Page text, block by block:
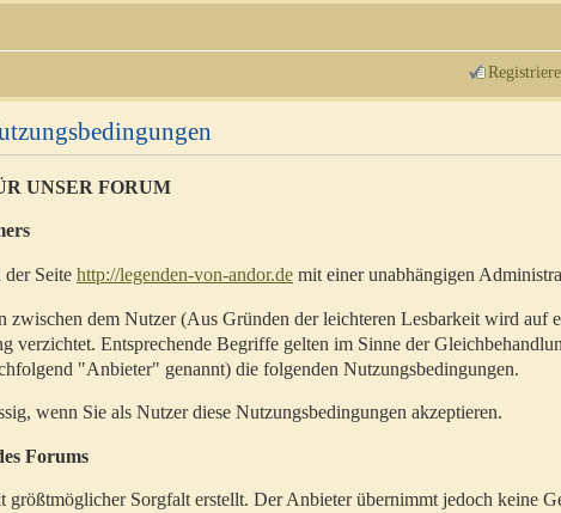
UNSER FORUM
Seite http://legenden-von-andor.de mit einer unabhängigen
zwischen dem Nutzer (Aus Gründen der leichteren Lesbarkeit wird auf
verzichtet. Entsprechende Begriffe gelten im Sinne der
"Anbieter" genannt) die folgenden Nutzungsbedingungen.
wenn Sie als Nutzer diese Nutzungsbedingungen akzeptieren.
Forums
größtmöglicher Sorgfalt erstellt. Der Anbieter übernimmt jedoch keine